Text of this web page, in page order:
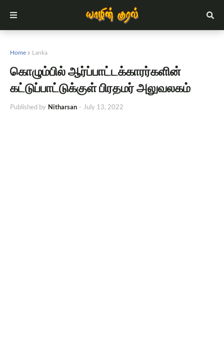
Home Lanka
கொழும்பில் ஆர்ப்பாட்டக்காரர்களின்
கட்டுப்பாட்டுக்குள் பிரதமர் அலுவலகம்
Published by Nitharsan - July 13, 2022